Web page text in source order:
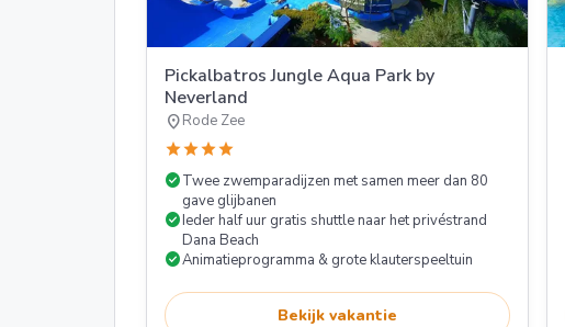
Pickalbatros Jungle Aqua Park by
Neverland
location_onRode Zee
starstarstarstar
check_circleTwee zwemparadijzen met samen meer dan 80
gave glijbanen
check_circleIeder half uur gratis shuttle naar het privéstrand
Dana Beach
check_circleAnimatieprogramma & grote klauterspeeltuin
Bekijk vakantie